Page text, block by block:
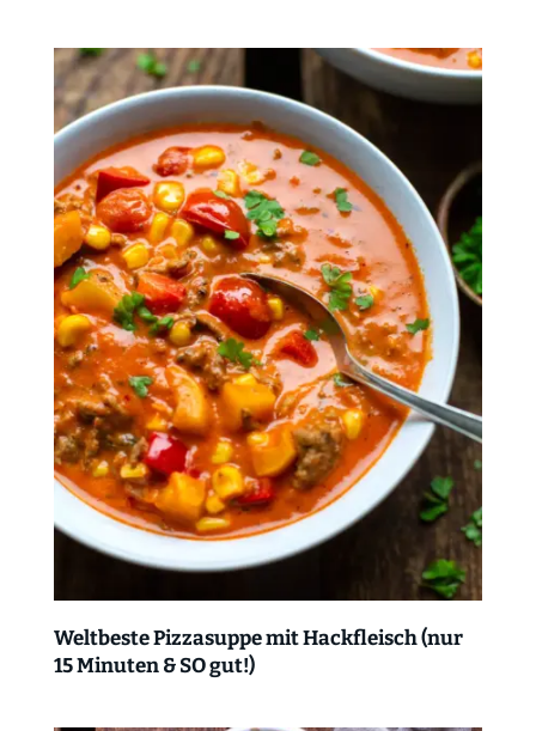
Weltbeste Pizzasuppe mit Hackfleisch (nur
15 Minuten & SO gut!)